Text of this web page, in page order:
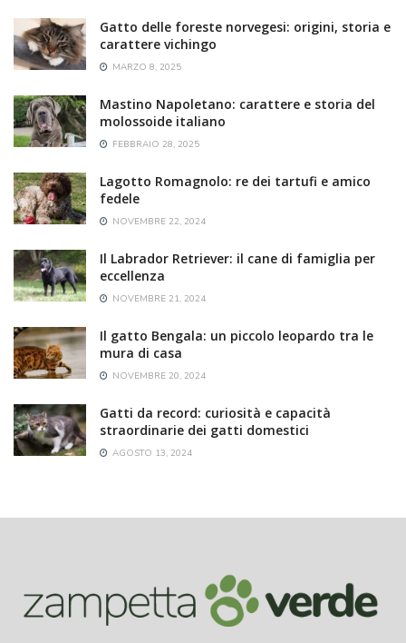
Gatto delle foreste norvegesi: origini, storia e
carattere vichingo
MARZO 8, 2025
Mastino Napoletano: carattere e storia del
molossoide italiano
FEBBRAIO 28, 2025
Lagotto Romagnolo: re dei tartufi e amico
fedele
NOVEMBRE 22, 2024
Il Labrador Retriever: il cane di famiglia per
eccellenza
NOVEMBRE 21, 2024
Il gatto Bengala: un piccolo leopardo tra le
mura di casa
NOVEMBRE 20, 2024
Gatti da record: curiosità e capacità
straordinarie dei gatti domestici
AGOSTO 13, 2024